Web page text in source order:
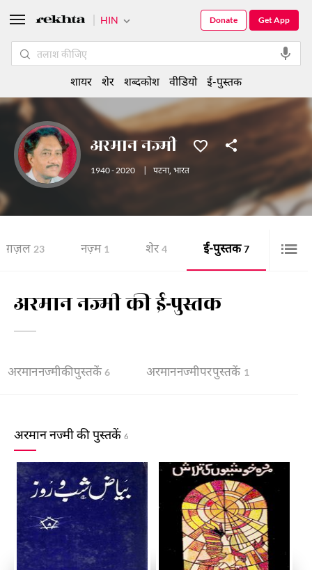
अरमान नज्मी
1940 - 2020 पटना, भारत
ग़ज़ल 23 नज़्म 1 शेर 4 ई-पुस्तक 7
अरमान नज्मी की ई-पुस्तक
अरमान नज्मी की पुस्तकें 6 अरमान नज्मी पर पुस्तकें 1
अरमान नज्मी की पुस्तकें 6
HIN Get App
Donate
शायर शेर शब्दकोश वीडियो ई-पुस्तक